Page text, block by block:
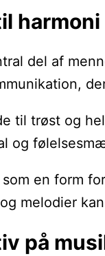
del af
til trøst og
og
en form
melodier
på